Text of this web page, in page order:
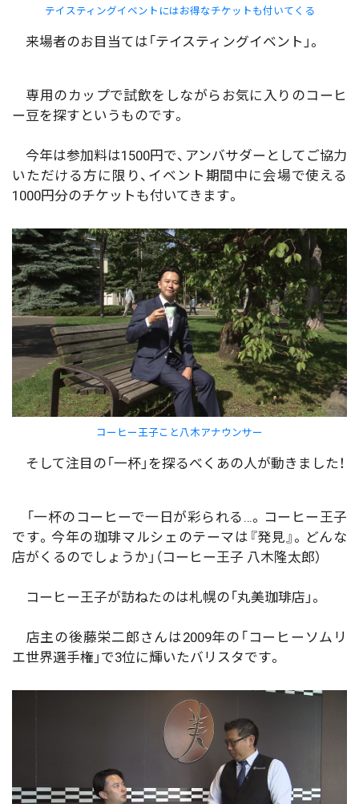
テイスティングイベントにはお得なチケットも付いてくる
来場者のお目当ては「テイスティングイベント」。
専用のカップで試飲をしながらお気に入りのコーヒ
ー豆を探すというものです。
今年は参加料は1500円で、アンバサダーとしてご協力
いただける方に限り、イベント期間中に会場で使える
1000円分のチケットも付いてきます。
コーヒー王子こと八木アナウンサー
そして注目の「一杯」を探るべくあの人が動きました！
「一杯のコーヒーで一日が彩られる…。コーヒー王子
です。今年の珈琲マルシェのテーマは『発見』。どんな
店がくるのでしょうか」（コーヒー王子 八木隆太郎）
コーヒー王子が訪ねたのは札幌の「丸美珈琲店」。
店主の後藤栄二郎さんは2009年の「コーヒーソムリ
エ世界選手権」で3位に輝いたバリスタです。